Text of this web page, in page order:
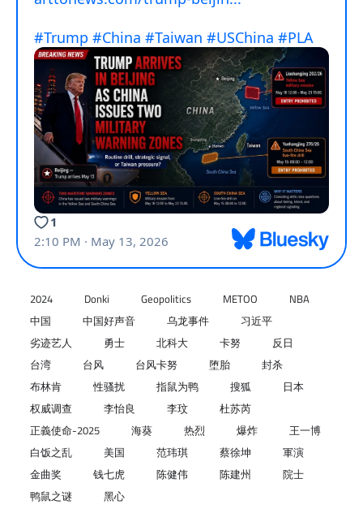
2024 Donki Geopolitics METOO
NBA
中国
中国好声音 乌龙事件
习近平
劣迹艺人
勇士 北科大 卡努
反日
台湾
台风 台风卡努 堕胎
封杀
布林肯
性骚扰 指鼠为鸭 搜狐
日本
权威调查
李怡良 李玟
杜苏芮
正義使命-2025
海葵 热烈 爆炸
王一博
白饭之乱
美国 范玮琪 蔡徐坤
軍演
金曲奖
钱七虎 陈健伟 陈建州
院士
鸭鼠之谜
黑心